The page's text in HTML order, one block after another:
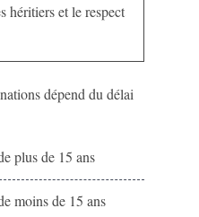
héritiers et le respect
dépend du délai
plus de 15 ans
moins de 15 ans